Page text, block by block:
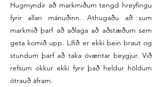
Hugmyndir að markmiðum tengd hreyfingu
fyrir allan mánuðinn. Athugaðu að sum
markmið þarf að aðlaga að aðstæðum sem
geta komið upp. Lífið er ekki bein braut og
stundum þarf að taka óvæntar beygjur. Við
refsum okkur ekki fyrir það heldur höldum
ótrauð áfram.